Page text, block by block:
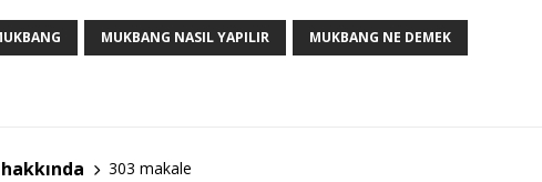
MUKBANG NASIL YAPILIR MUKBANG NE DEMEK
303 makale